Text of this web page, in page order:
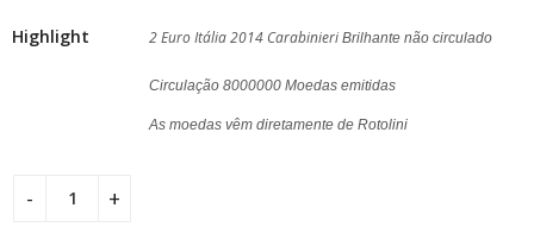
Highlight 2 Euro Itália 2014 Carabinieri Brilhante não circulado
Circulação 8000000 Moedas emitidas
As moedas vêm diretamente de Rotolini